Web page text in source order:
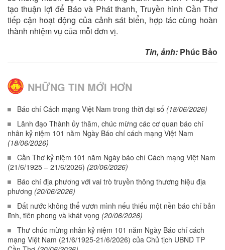
tạo thuận lợi để Báo và Phát thanh, Truyền hình Cần Thơ
tiếp cận hoạt động của cảnh sát biển, hợp tác cùng hoàn
thành nhiệm vụ của mỗi đơn vị.
Tin, ảnh: Phúc Bảo
NHỮNG TIN MỚI HƠN
Báo chí Cách mạng Việt Nam trong thời đại số (18/06/2026)
Lãnh đạo Thành ủy thăm, chúc mừng các cơ quan báo chí
nhân kỷ niệm 101 năm Ngày Báo chí cách mạng Việt Nam
(18/06/2026)
Cần Thơ kỷ niệm 101 năm Ngày báo chí Cách mạng Việt Nam
(21/6/1925 – 21/6/2026) (20/06/2026)
Báo chí địa phương với vai trò truyền thông thương hiệu địa
phương (20/06/2026)
Đất nước không thể vươn mình nếu thiếu một nền báo chí bản
lĩnh, tiên phong và khát vọng (20/06/2026)
Thư chúc mừng nhân kỷ niệm 101 năm Ngày Báo chí cách
mạng Việt Nam (21/6/1925-21/6/2026) của Chủ tịch UBND TP